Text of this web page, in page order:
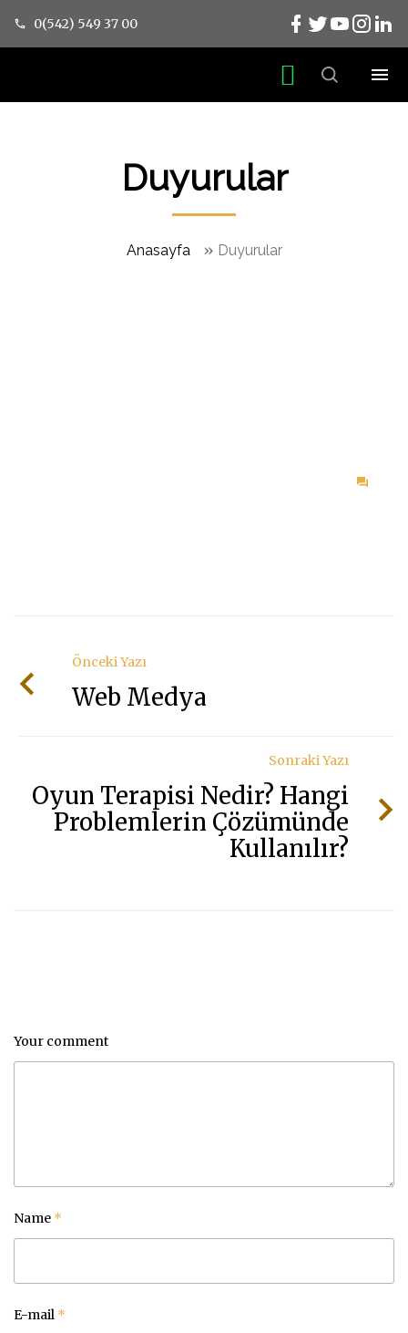
0(542) 549 37 00
Duyurular
Anasayfa » Duyurular
Önceki Yazı
Web Medya
Sonraki Yazı
Oyun Terapisi Nedir? Hangi
Problemlerin Çözümünde
Kullanılır?
Your comment
Name *
E-mail *